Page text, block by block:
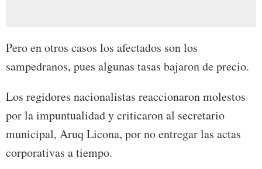
Pero en otros casos los afectados son los
sampedranos, pues algunas tasas bajaron de precio.
Los regidores nacionalistas reaccionaron molestos
por la impuntualidad y criticaron al secretario
municipal, Aruq Licona, por no entregar las actas
corporativas a tiempo.